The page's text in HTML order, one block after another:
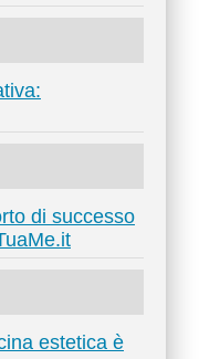
di successo
estetica è